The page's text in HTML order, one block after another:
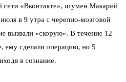
сети «Вконтакте», игумен Макарий
в 9 утра с черепно-мозговой
вызвали «скорую». В течение 12
ему сделали операцию, но 5
в сознание.